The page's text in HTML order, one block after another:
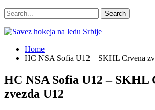
Home
HC NSA Sofia U12 – SKHL Crvena
HC NSA Sofia U12 – SKHL
zvezda U12